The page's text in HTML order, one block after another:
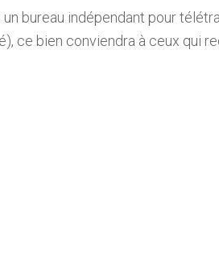
bureau indépendant pour
ce bien conviendra à ceux qui